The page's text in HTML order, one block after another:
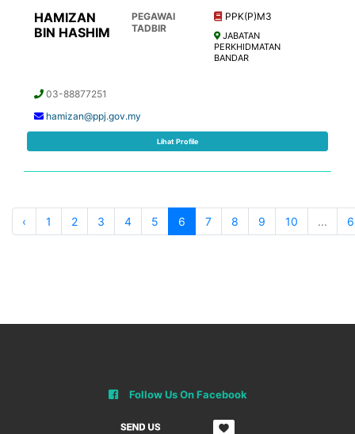
HAMIZAN
BIN HASHIM
PEGAWAI
TADBIR
PPK(P)M3
JABATAN
PERKHIDMATAN
BANDAR
03-88877251
hamizan@ppj.gov.my
Lihat Profile
‹ 1 2 3 4 5 6 7 8 9 10 ...
Follow Us On Facebook